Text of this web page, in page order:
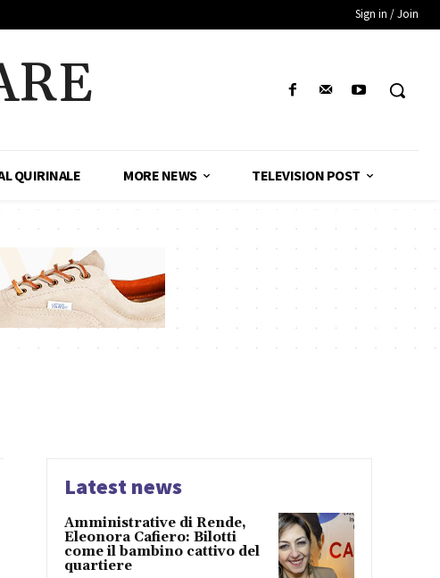
Sign in / Join
QUIRINALE MORE NEWS TELEVISION POST
Latest news
Amministrative di Rende,
Eleonora Cafiero: Bilotti
come il bambino cattivo del
quartiere